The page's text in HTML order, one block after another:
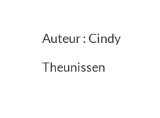
Auteur : Cindy
Theunissen